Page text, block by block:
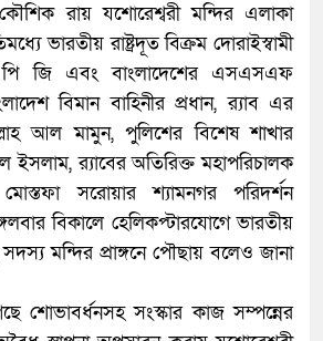
রায় যশোরেশ্বরী মন্দির এলাকা
ভারতীয় রাষ্ট্রদূত বিক্রম দোরাইস্বামী
জি এবং বাংলাদেশের এসএসএফ
বিমান বাহিনীর প্রধান, র‌্যাব এর
আল মামুন, পুলিশের বিশেষ শাখার
ইসলাম, র‌্যাবের অতিরিক্ত মহাপরিচালক
সরোয়ার শ্যামনগর পরিদর্শন
বিকালে হেলিকপ্টারযোগে ভারতীয়
মন্দির প্রাঙ্গনে পৌছায় বলেও জানা
শোভাবর্ধনসহ সংস্কার কাজ সম্পন্নের